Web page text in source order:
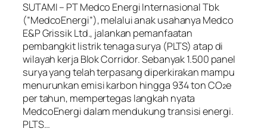
SUTAMI – PT Medco Energi Internasional Tbk
(”MedcoEnergi”), melalui anak usahanya Medco
E&P Grissik Ltd., jalankan pemanfaatan
pembangkit listrik tenaga surya (PLTS) atap di
wilayah kerja Blok Corridor. Sebanyak 1.500 panel
surya yang telah terpasang diperkirakan mampu
menurunkan emisi karbon hingga 934 ton CO₂e
per tahun, mempertegas langkah nyata
MedcoEnergi dalam mendukung transisi energi.
PLTS…